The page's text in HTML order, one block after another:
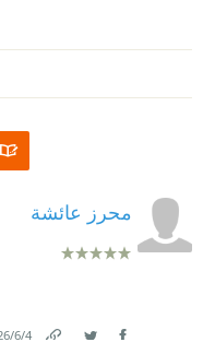
محرز عائشة
4‏/6‏/2026